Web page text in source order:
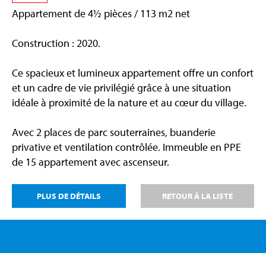
Appartement de 4½ pièces / 113 m2 net
Construction : 2020.
Ce spacieux et lumineux appartement offre un confort
et un cadre de vie privilégié grâce à une situation
idéale à proximité de la nature et au cœur du village.
Avec 2 places de parc souterraines, buanderie
privative et ventilation contrôlée. Immeuble en PPE
de 15 appartement avec ascenseur.
PLUS DE DÉTAILS RETOUR À LA LISTE